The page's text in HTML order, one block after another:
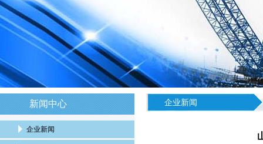
新闻中心
企业新闻
企业新闻